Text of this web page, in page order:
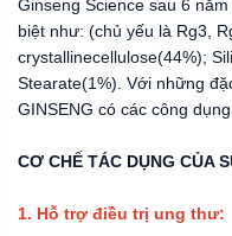
Ginseng Science sau 6
biệt như: (chủ yếu là Rg3,
crystallinecellulose(44%);
Stearate(1%). Với những
GINSENG có các công
CƠ CHẾ TÁC DỤNG CỦA
1. Hỗ trợ điều trị ung thư: